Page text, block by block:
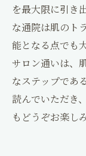
を最大限に引き
な通院は肌のト
能となる点でも
サロン通いは、
なステップであ
読んでいただき
もどうぞお楽し